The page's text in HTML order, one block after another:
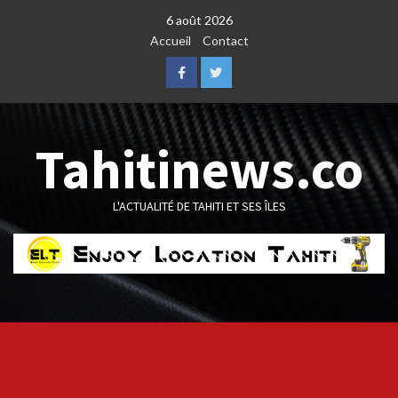
6 août 2026
Accueil
Contact
FacebookTwitter
Tahitinews.co
L'ACTUALITÉ DE TAHITI ET SES ÎLES